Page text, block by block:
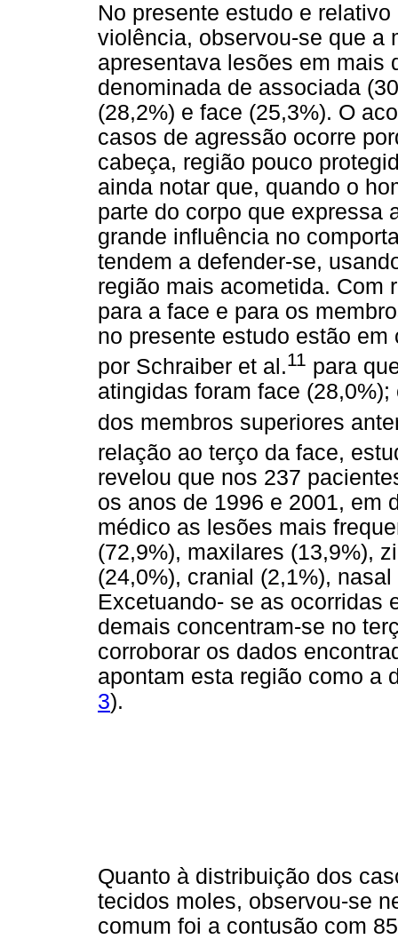
No presente estudo e
violência, observou-se que a
apresentava lesões em mais
denominada de associada
(28,2%) e face (25,3%). O
casos de agressão ocorre
cabeça, região pouco
ainda notar que, quando o
parte do corpo que expressa
grande influência no
tendem a defender-se,
região mais acometida. Com
para a face e para os
no presente estudo estão
por Schraiber et al.11 para
atingidas foram face
dos membros superiores
relação ao terço da face,
revelou que nos 237
os anos de 1996 e 2001, em
médico as lesões mais
(72,9%), maxilares (13,9%),
(24,0%), cranial (2,1%),
Excetuando- se as ocorridas
demais concentram-se no
corroborar os dados
apontam esta região como a
3).
Quanto à distribuição dos
tecidos moles, observou-se
comum foi a contusão com